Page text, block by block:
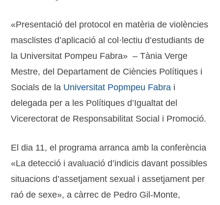
«Presentació del protocol en matèria de violències
masclistes d’aplicació al col·lectiu d’estudiants de
la Universitat Pompeu Fabra» – Tània Verge
Mestre, del Departament de Ciències Polítiques i
Socials de la Universitat Popmpeu Fabra i
delegada per a les Polítiques d’Igualtat del
Vicerectorat de Responsabilitat Social i Promoció.
El dia 11, el programa arranca amb la conferència
«La detecció i avaluació d’indicis davant possibles
situacions d’assetjament sexual i assetjament per
raó de sexe», a càrrec de Pedro Gil-Monte,